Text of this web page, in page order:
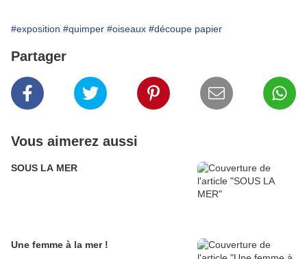
#exposition #quimper #oiseaux #découpe papier
Partager
Vous aimerez aussi
SOUS LA MER
Une femme à la mer !